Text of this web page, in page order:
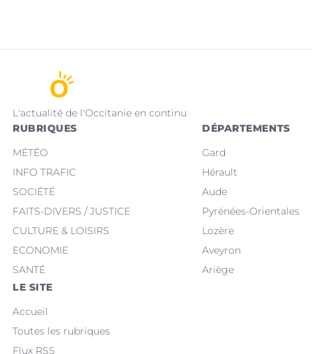
L'actualité de l'Occitanie en continu
RUBRIQUES
MÉTÉO
INFO TRAFIC
SOCIÉTÉ
FAITS-DIVERS / JUSTICE
CULTURE & LOISIRS
ECONOMIE
SANTÉ
DÉPARTEMENTS
Gard
Hérault
Aude
Pyrénées-Orientales
Lozère
Aveyron
Ariège
LE SITE
Accueil
Toutes les rubriques
Flux RSS